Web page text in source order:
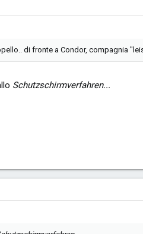
di fronte a Condor, compagnia
Schutzschirmverfahren...